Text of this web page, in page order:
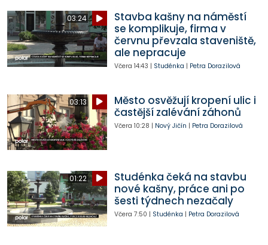
03:24
Stavba kašny na náměstí
se komplikuje, firma v
červnu převzala staveniště,
ale nepracuje
Včera 14:43 | Studénka | Petra Dorazilová
03:13
Město osvěžují kropení ulic i
častější zalévání záhonů
Včera 10:28 | Nový Jičín | Petra Dorazilová
01:22
Studénka čeká na stavbu
nové kašny, práce ani po
šesti týdnech nezačaly
Včera 7:50 | Studénka | Petra Dorazilová